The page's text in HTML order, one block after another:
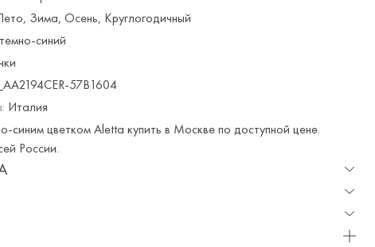
Зима, Осень, Круглогодичный
темно-синий
57B1604
Италия
синим цветком Aletta купить в Москве по доступной цене.
России.
доставка и примерка доступна для Москвы и МО.
стоимость доставки составляет 800 ₽.
вы получаете 10% скидку. Любые купоны и акции
любой приобретенный вами товар в течение 7 дней со